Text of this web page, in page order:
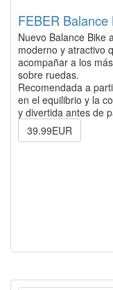
FEBER
Nuevo Balance Bike
moderno y atractivo
acompañar a los
sobre ruedas.
Recomendada a
en el equilibrio y la
y divertida antes de
39.99EUR